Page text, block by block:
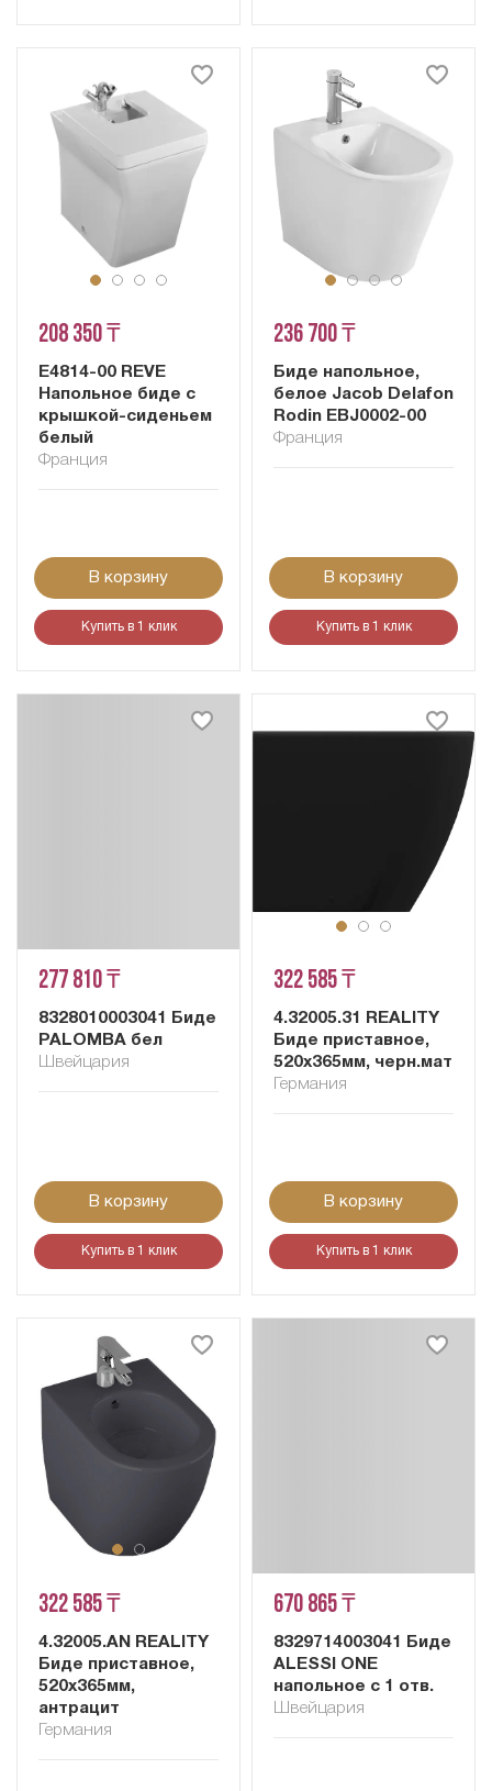
208 350 ₸
E4814-00 REVE
Напольное биде с
крышкой-сиденьем
белый
Франция
В корзину
Купить в 1 клик
236 700 ₸
Биде напольное,
белое Jacob Delafon
Rodin EBJ0002-00
Франция
В корзину
Купить в 1 клик
277 810 ₸
8328010003041 Биде
PALOMBA бел
Швейцария
В корзину
Купить в 1 клик
322 585 ₸
4.32005.31 REALITY
Биде приставное,
520x365мм, черн.мат
Германия
В корзину
Купить в 1 клик
322 585 ₸
4.32005.AN REALITY
Биде приставное,
520x365мм,
антрацит
Германия
670 865 ₸
8329714003041 Биде
ALESSI ОNE
напольное с 1 отв.
Швейцария